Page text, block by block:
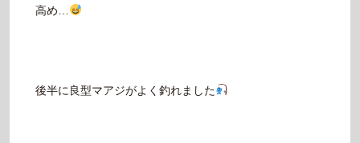
高め…
後半に良型マアジがよく釣れました